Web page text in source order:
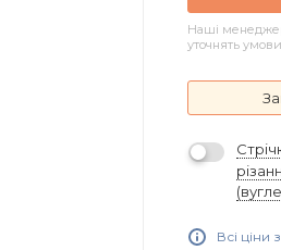
Наші
уточнять
Всі ціни